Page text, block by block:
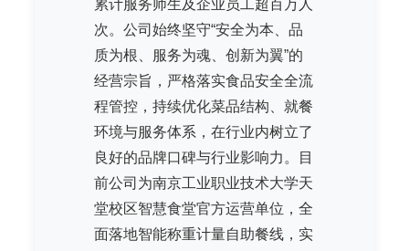
累计服务师生及企业员工超百万人
次。公司始终坚守“安全为本、品
质为根、服务为魂、创新为翼”的
经营宗旨，严格落实食品安全全流
程管控，持续优化菜品结构、就餐
环境与服务体系，在行业内树立了
良好的品牌口碑与行业影响力。目
前公司为南京工业职业技术大学天
堂校区智慧食堂官方运营单位，全
面落地智能称重计量自助餐线，实